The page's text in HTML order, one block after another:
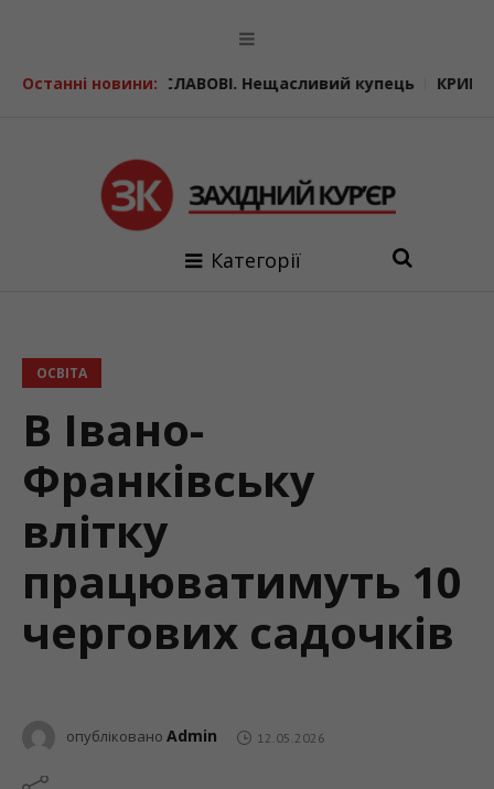
Останні новини:
СТАНИСЛАВОВІ. Нещасливий купець КРИМІНАЛЬНІ
Категорії
ОСВІТА
В Івано-
Франківську
влітку
працюватимуть 10
чергових садочків
опубліковано Admin 12.05.2026